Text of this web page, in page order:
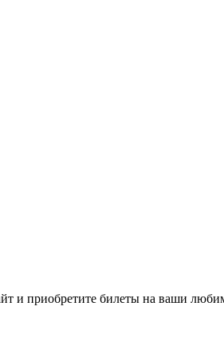
и приобретите билеты на ваши